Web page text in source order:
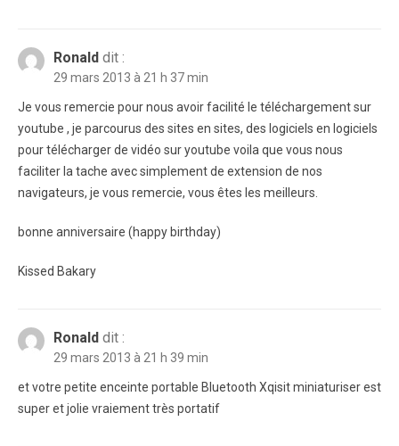
Ronald dit :
29 mars 2013 à 21 h 37 min
Je vous remercie pour nous avoir facilité le téléchargement sur
youtube , je parcourus des sites en sites, des logiciels en logiciels
pour télécharger de vidéo sur youtube voila que vous nous
faciliter la tache avec simplement de extension de nos
navigateurs, je vous remercie, vous êtes les meilleurs.
bonne anniversaire (happy birthday)
Kissed Bakary
Ronald dit :
29 mars 2013 à 21 h 39 min
et votre petite enceinte portable Bluetooth Xqisit miniaturiser est
super et jolie vraiement très portatif